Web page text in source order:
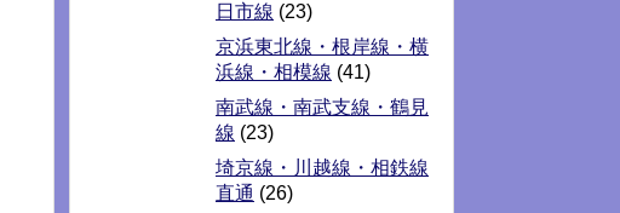
日市線 (23)
京浜東北線・根岸線・横
浜線・相模線 (41)
南武線・南武支線・鶴見
線 (23)
埼京線・川越線・相鉄線
直通 (26)